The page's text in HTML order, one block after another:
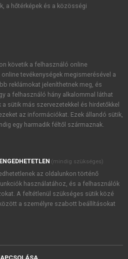
leginkább a
használjuk, de
más elemeinek (étrend,
compliance-ről beszélünk
az előírt gyógyszert,
amennyit szabad, mozog
az orvos tanácsait betartja
non-compliance-ről
nem teszi. De hiszen
miért fordul elő mégis oly
Világviszonylatban az
nem váltják ki,
egyharmadát nem az
(esetleg sehogy sem)
kevesebb, mint fele kerül
diétás és egyéb előírások
A compliance akkor
a hőtérképek és a közösségi
követik a felhasználó online
tevékenységek megismerésével a
reklámokat jeleníthetnek meg, és
a felhasználó hány alkalommal láthat
a sütik más szervezetekkel és hirdetőkkel
az információkat. Ezek állandó sütik,
egy harmadik féltől származnak.
(mindig szükséges)
az oldalunkon történő
használatához, és a felhasználók
A feltétlenül szükséges sütik közé
a személyre szabott beállításokat